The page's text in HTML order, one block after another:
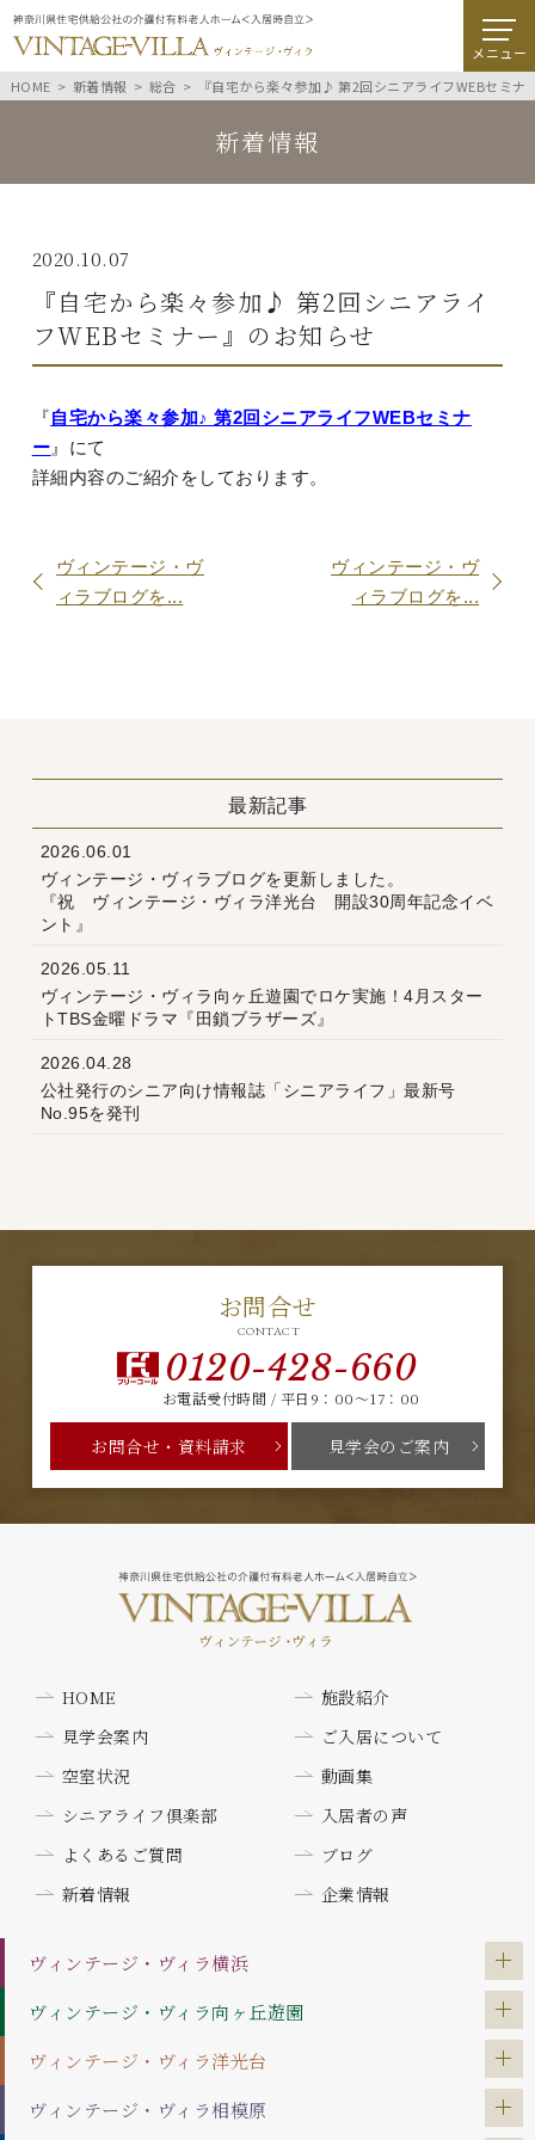
メニュー
HOME
新着情報 総合 『自宅から楽々参加♪ 第2回シニアライフWEBセミナ
新着情報
2020.10.07
『自宅から楽々参加♪ 第2回シニアライ
フWEBセミナー』のお知らせ
『自宅から楽々参加♪ 第2回シニアライフWEBセミナ
ー 』にて
詳細内容のご紹介をしております。
ヴィンテージ・ヴ
ィラブログを...
ヴィンテージ・ヴ
ィラブログを...
最新記事
2026.06.01
ヴィンテージ・ヴィラブログを更新しました。
『祝 ヴィンテージ・ヴィラ洋光台 開設30周年記念イベ
ント』
2026.05.11
ヴィンテージ・ヴィラ向ヶ丘遊園でロケ実施！4月スター
トTBS金曜ドラマ『田鎖ブラザーズ』
2026.04.28
公社発行のシニア向け情報誌「シニアライフ」最新号
No.95を発刊
お問合せ
CONTACT
0120-428-660
お電話受付時間 / 平日9：00～17：00
お問合せ・資料請求 見学会のご案内
HOME
施設紹介
見学会案内
ご入居について
空室状況
動画集
シニアライフ倶楽部
入居者の声
よくあるご質問
ブログ
新着情報
企業情報
ヴィンテージ・ヴィラ横浜
ヴィンテージ・ヴィラ向ヶ丘遊園
ヴィンテージ・ヴィラ洋光台
ヴィンテージ・ヴィラ相模原